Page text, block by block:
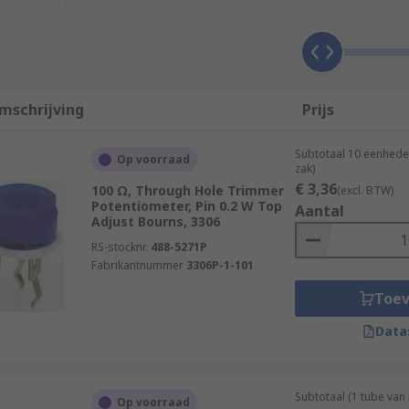
more expensive than standard potentiometers with
have a lifespan that allows for hundreds of
cycles (at best). Trim pots also tend to take up more
the trim pot. Multiturn trimmer pots tend to have a
where a resolution of one turn is enough.
(you can turn the adjustment knob with your fingers),
or series.
Prijs
Op voorraad
100 Ω, Through Hole Trimmer
Potentiometer, Pin 0.2 W Top
Adjust Bourns, 3306
RS-stocknr. 488-5271P
Fabrikantnummer 3306P-1-101
Subtotaal 10
zak)
€ 3,36(excl. BTW)
Aantal
Op voorraad Subtotaal (1 tube van